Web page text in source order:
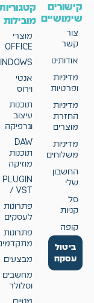
קישורים
שימושיים
צור
קשר
אודותינו
מדיניות
ופרטיות
מדיניות
החזרת
מוצרים
מדיניות
משלוחים
החשבון
שלי
סל
קניות
קופה
ביטול
עסקה
מובילות
מוצרי
OFFICE
אנטי
וירוס
תוכנות
עיצוב
וגרפיקה
DAW
תוכנות
מוזיקה
PLUGIN
/ VST
פתרונות
לעסקים
פתרונות
מבצעים
מחשבים
וסלולר